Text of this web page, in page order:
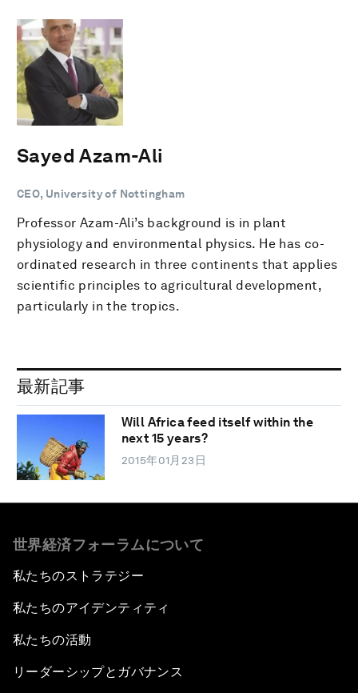
Sayed Azam-Ali
CEO, University of Nottingham
Professor Azam-Ali’s background is in plant
physiology and environmental physics. He has co-
ordinated research in three continents that applies
scientific principles to agricultural development,
particularly in the tropics.
最新記事
Will Africa feed itself within the
next 15 years?
2015年01月23日
世界経済フォーラムについて
私たちのストラテジー
私たちのアイデンティティ
私たちの活動
リーダーシップとガバナンス